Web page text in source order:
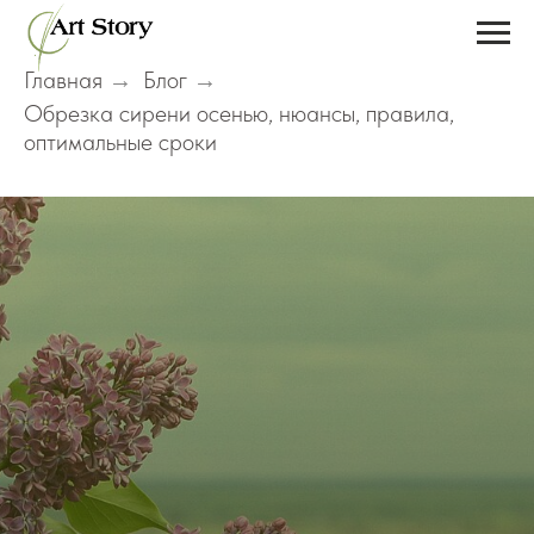
Главная → Блог →
Обрезка сирени осенью, нюансы, правила,
оптимальные сроки